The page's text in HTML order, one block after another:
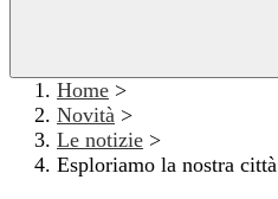
Home >
Novità >
Le notizie >
Esploriamo la nostra città